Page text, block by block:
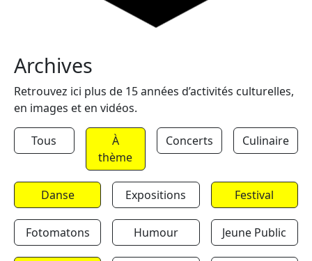
Archives
Retrouvez ici plus de 15 années d’activités culturelles,
en images et en vidéos.
Tous
À
thème
Concerts Culinaire
Danse Expositions Festival
Fotomatons Humour Jeune Public